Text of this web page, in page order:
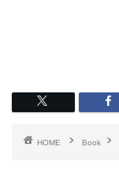
HOME Book